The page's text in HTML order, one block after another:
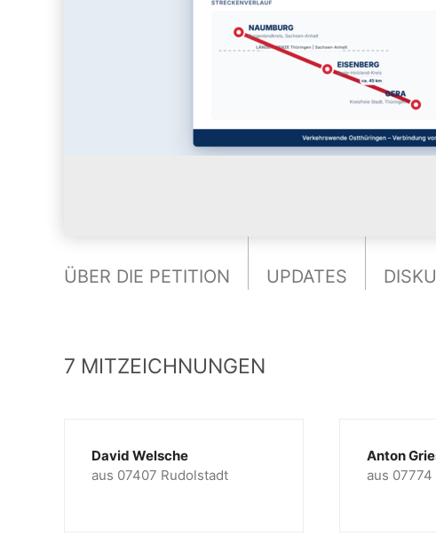
ÜBER DIE PETITION UPDATES
7 MITZEICHNUNGEN
David Welsche
aus 07407 Rudolstadt
Anton
aus